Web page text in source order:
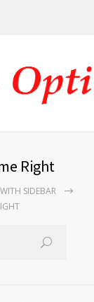
Right
SIDEBAR